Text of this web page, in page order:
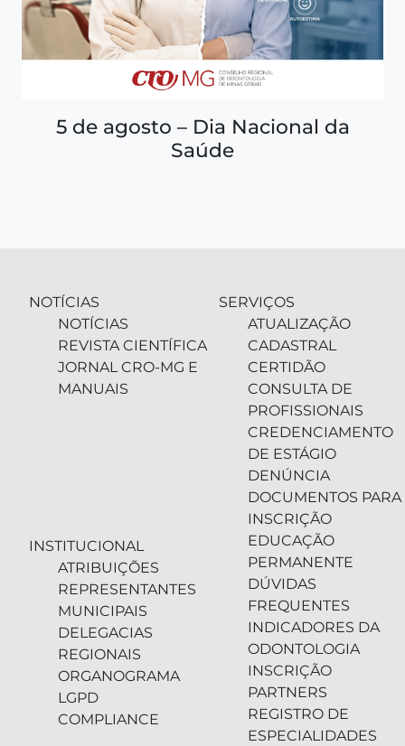
5 de agosto – Dia Nacional da
Saúde
NOTÍCIAS
NOTÍCIAS
REVISTA CIENTÍFICA
JORNAL CRO-MG E
MANUAIS
INSTITUCIONAL
ATRIBUIÇÕES
REPRESENTANTES
MUNICIPAIS
DELEGACIAS
REGIONAIS
ORGANOGRAMA
LGPD
COMPLIANCE
SERVIÇOS
ATUALIZAÇÃO
CADASTRAL
CERTIDÃO
CONSULTA DE
PROFISSIONAIS
CREDENCIAMENTO
DE ESTÁGIO
DENÚNCIA
DOCUMENTOS PARA
INSCRIÇÃO
EDUCAÇÃO
PERMANENTE
DÚVIDAS
FREQUENTES
INDICADORES DA
ODONTOLOGIA
INSCRIÇÃO
PARTNERS
REGISTRO DE
ESPECIALIDADES